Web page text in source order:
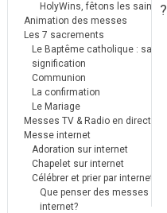
HolyWins, fêtons les saints !
Animation des messes
Les 7 sacrements
Le Baptême catholique : sa
signification
Communion
La confirmation
Le Mariage
Messes TV & Radio en direct
Messe internet
Adoration sur internet
Chapelet sur internet
Célébrer et prier par internet
Que penser des messes
internet?
?